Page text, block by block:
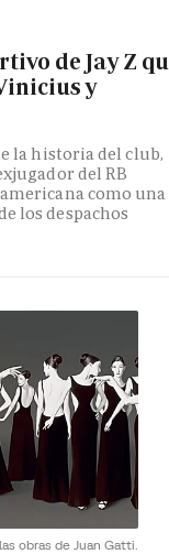
de Jay Z
y
la historia del club,
del RB
como una
los despachos
obras de Juan Gatti.